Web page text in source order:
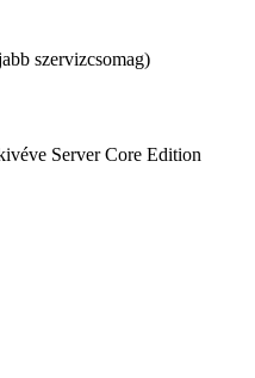
szervizcsomag)
Server Core Edition